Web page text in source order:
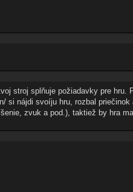
stroj splňuje požiadavky pre
si nájdi svoíju hru, rozbal
zvuk a pod.), taktiež by hra